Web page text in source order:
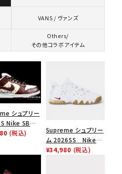
VANS / ヴァンズ
Others/
その他コラボアイテム
シュプリー
Nike SB
ナイキSB
(税込)
Supreme シュプリー
ム 2026SS Nike
SB Air Max 2 CB 94
¥34,980 (税込)